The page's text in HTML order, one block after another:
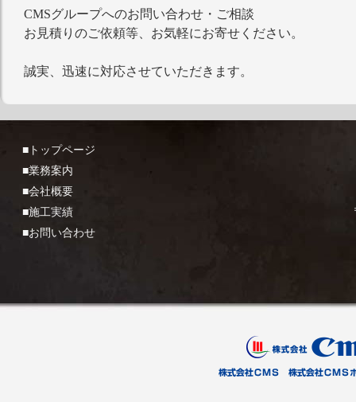
CMSグループへのお問い合わせ・ご相談
お見積りのご依頼等、お気軽にお寄せください。
誠実、迅速に対応させていただきます。
■トップページ
■業務案内
■会社概要
■施工実績
■お問い合わせ